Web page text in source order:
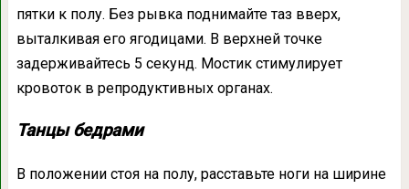
пятки к полу. Без рывка поднимайте таз вверх,
выталкивая его ягодицами. В верхней точке
задерживайтесь 5 секунд. Мостик стимулирует
кровоток в репродуктивных органах.
Танцы бедрами
В положении стоя на полу, расставьте ноги на ширине